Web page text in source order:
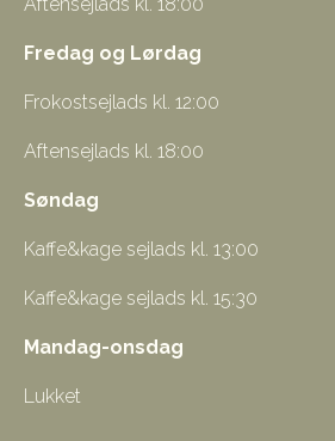
Fredag og Lørdag
Frokostsejlads kl. 12:00
Aftensejlads kl. 18:00
Søndag
Kaffe&kage sejlads kl. 13:00
Kaffe&kage sejlads kl. 15:30
Mandag-onsdag
Lukket